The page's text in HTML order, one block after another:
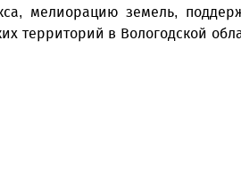
мелиорацию земель,
территорий в Вологодской